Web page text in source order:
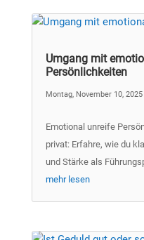
Umgang mit
Persönlichkeiten
Montag, November 10, 2025
Emotional unreife
privat: Erfahre, wie du
und Stärke als
mehr lesen